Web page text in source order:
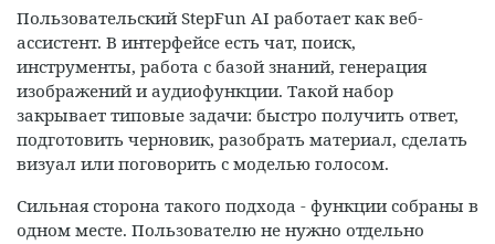
Пользовательский StepFun AI работает как веб-
ассистент. В интерфейсе есть чат, поиск,
инструменты, работа с базой знаний, генерация
изображений и аудиофункции. Такой набор
закрывает типовые задачи: быстро получить ответ,
подготовить черновик, разобрать материал, сделать
визуал или поговорить с моделью голосом.
Сильная сторона такого подхода - функции собраны в
одном месте. Пользователю не нужно отдельно